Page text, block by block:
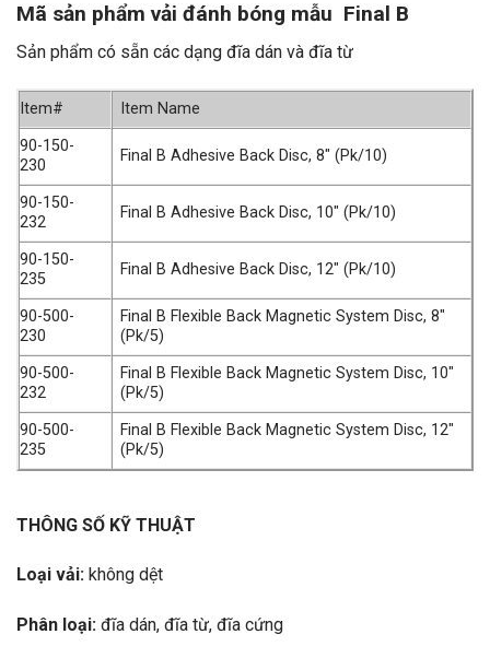
Mã sản phẩm vải đánh bóng mẫu Final B
Sản phẩm có sẵn các dạng đĩa dán và đĩa từ
Item#
Item Name
90-150-
230
Final B Adhesive Back Disc, 8″ (Pk/10)
90-150-
232
Final B Adhesive Back Disc, 10″ (Pk/10)
90-150-
235
Final B Adhesive Back Disc, 12″ (Pk/10)
90-500-
230
Final B Flexible Back Magnetic System Disc, 8″
(Pk/5)
90-500-
232
Final B Flexible Back Magnetic System Disc, 10″
(Pk/5)
90-500-
235
Final B Flexible Back Magnetic System Disc, 12″
(Pk/5)
THÔNG SỐ KỸ THUẬT
Loại vải: không dệt
Phân loại: đĩa dán, đĩa từ, đĩa cứng